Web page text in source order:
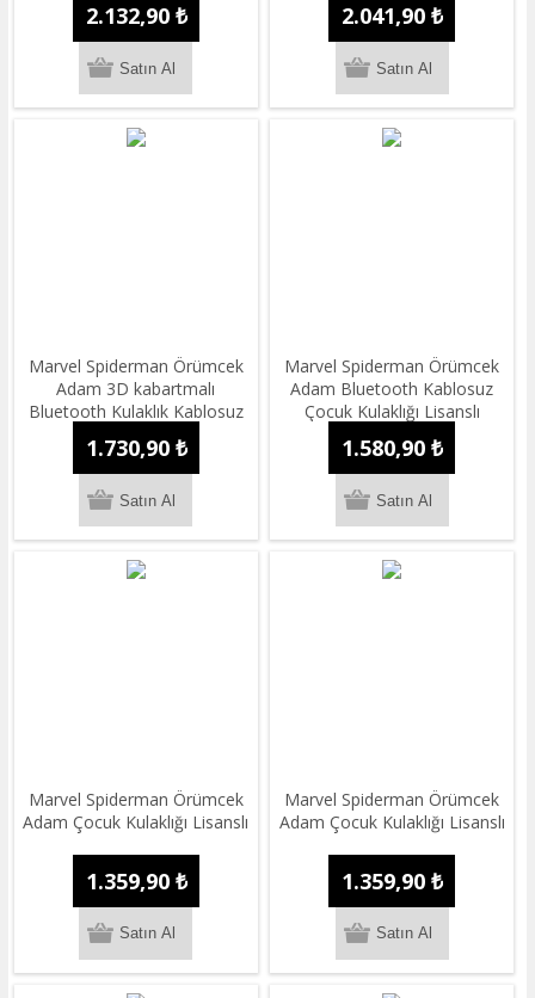
2.132,90 ₺ 2.041,90 ₺
Marvel Spiderman Örümcek
Adam 3D kabartmalı
Bluetooth Kulaklık Kablosuz
Çocuk Kulaklığı Lisanslı
1.730,90 ₺
Marvel Spiderman Örümcek
Adam Bluetooth Kablosuz
Çocuk Kulaklığı Lisanslı
1.580,90 ₺
Marvel Spiderman Örümcek
Adam Çocuk Kulaklığı Lisanslı
1.359,90 ₺
Marvel Spiderman Örümcek
Adam Çocuk Kulaklığı Lisanslı
1.359,90 ₺